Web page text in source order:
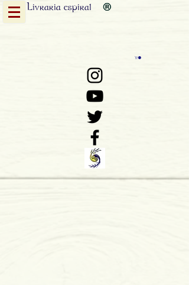
Livraria espiral